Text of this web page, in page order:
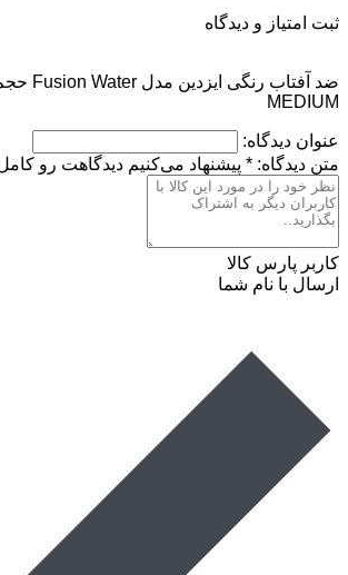
ثبت امتیاز و دیدگاه
MEDIUM
عنوان دیدگاه:
متن دیدگاه: * پیشنهاد می‌کنیم دیدگاهت رو
کاربر پارس کالا
ارسال با نام شما